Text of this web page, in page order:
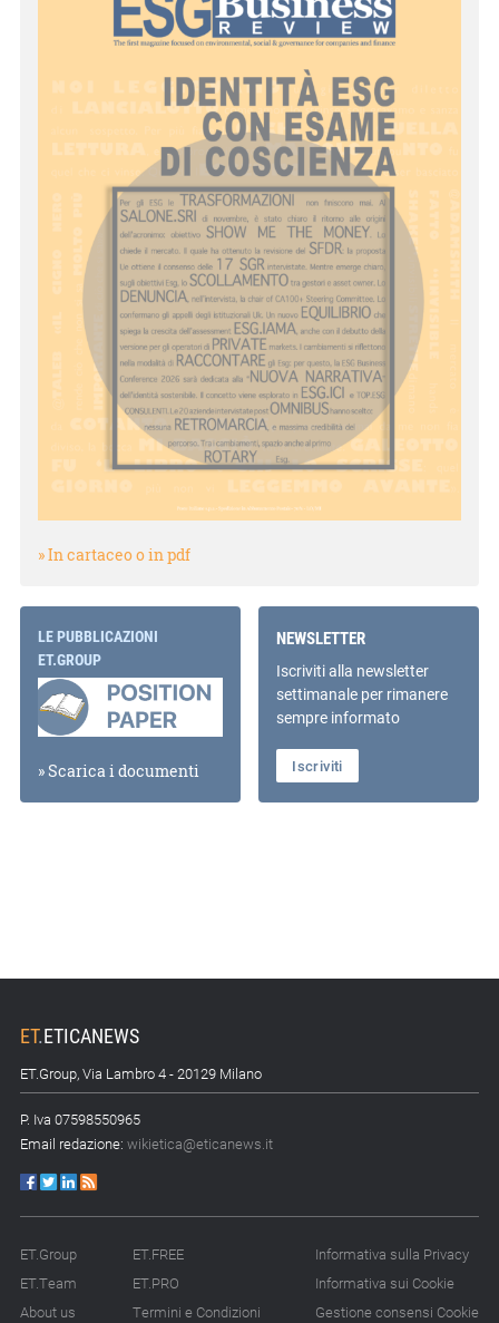
» In cartaceo o in pdf
LE PUBBLICAZIONI
ET.GROUP
» Scarica i documenti
NEWSLETTER
Iscriviti alla newsletter
settimanale per rimanere
sempre informato
Iscriviti
ET.ETICANEWS
ET.Group, Via Lambro 4 - 20129 Milano
P. Iva 07598550965
Email redazione: wikietica@eticanews.it
ET.Group
ET.Team
About us
ET.FREE
ET.PRO
Termini e Condizioni
Informativa sulla Privacy
Informativa sui Cookie
Gestione consensi Cookie